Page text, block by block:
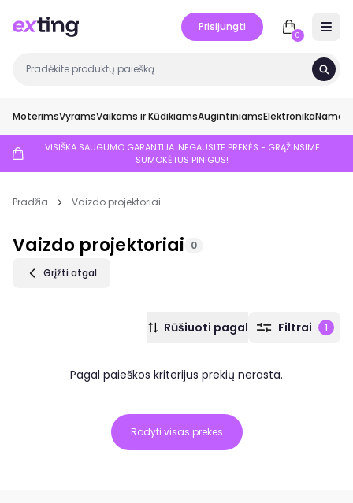
Prisijungti
0
MoterimsVyramsVaikams ir KūdikiamsAugintiniamsElektronikaNamai
VISIŠKA SAUGUMO GARANTIJA: NEGAUSITE PREKĖS - GRĄŽINSIME
SUMOKĖTUS PINIGUS!
Pradžia Vaizdo projektoriai
Vaizdo projektoriai 0
Grįžti atgal
Rūšiuoti pagal Filtrai 1
Pagal paieškos kriterijus prekių nerasta.
Rodyti visas prekes